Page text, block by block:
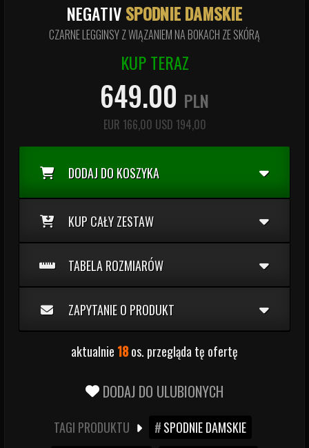
NEGATIVSPODNIE DAMSKIE
CZARNE LEGGINSY Z WIĄZANIEM NA BOKACH ZE SKÓRĄ
KUP TERAZ
649.00 PLN
EUR 166,00 USD 194,00
DODAJ DO KOSZYKA
KUP CAŁY ZESTAW
TABELA ROZMIARÓW
ZAPYTANIE O PRODUKT
aktualnie 18os. przegląda tę ofertę
DODAJ DO ULUBIONYCH
TAGI PRODUKTU
SPODNIE DAMSKIE